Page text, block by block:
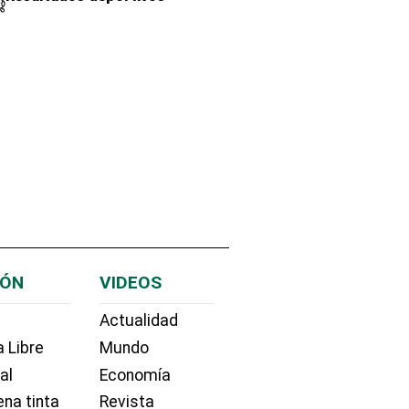
Libre
tinta
VIDEOS
Actualidad
Mundo
Economía
Revista